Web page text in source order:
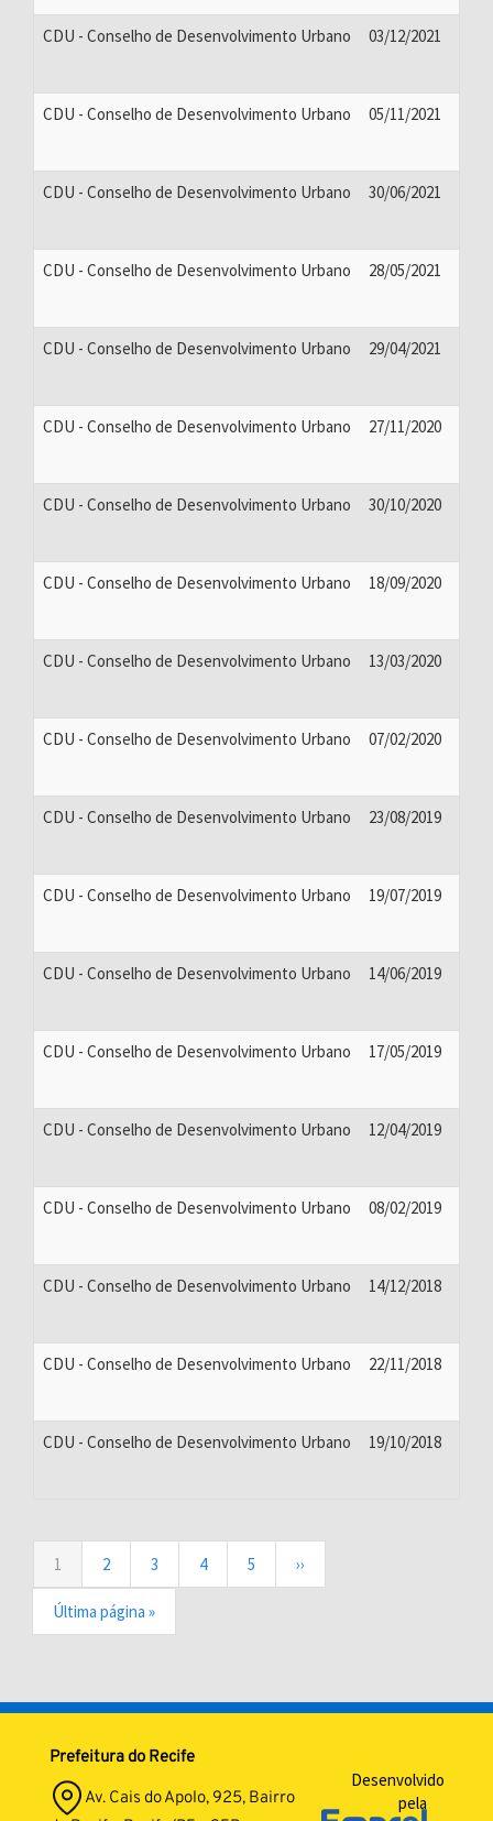
CDU - Conselho de Desenvolvimento Urbano 03/12/2021
CDU - Conselho de Desenvolvimento Urbano 05/11/2021
CDU - Conselho de Desenvolvimento Urbano 30/06/2021
CDU - Conselho de Desenvolvimento Urbano 28/05/2021
CDU - Conselho de Desenvolvimento Urbano 29/04/2021
CDU - Conselho de Desenvolvimento Urbano 27/11/2020
CDU - Conselho de Desenvolvimento Urbano 30/10/2020
CDU - Conselho de Desenvolvimento Urbano 18/09/2020
CDU - Conselho de Desenvolvimento Urbano 13/03/2020
CDU - Conselho de Desenvolvimento Urbano 07/02/2020
CDU - Conselho de Desenvolvimento Urbano 23/08/2019
CDU - Conselho de Desenvolvimento Urbano 19/07/2019
CDU - Conselho de Desenvolvimento Urbano 14/06/2019
CDU - Conselho de Desenvolvimento Urbano 17/05/2019
CDU - Conselho de Desenvolvimento Urbano 12/04/2019
CDU - Conselho de Desenvolvimento Urbano 08/02/2019
CDU - Conselho de Desenvolvimento Urbano 14/12/2018
CDU - Conselho de Desenvolvimento Urbano 22/11/2018
CDU - Conselho de Desenvolvimento Urbano 19/10/2018
Paginação
Página
atual
1 Page
2 Page
3 Page
4 Page
5
Próxima
página
››
Última
página
Última página »
Prefeitura do Recife
Av. Cais do Apolo, 925, Bairro
Desenvolvido
pela